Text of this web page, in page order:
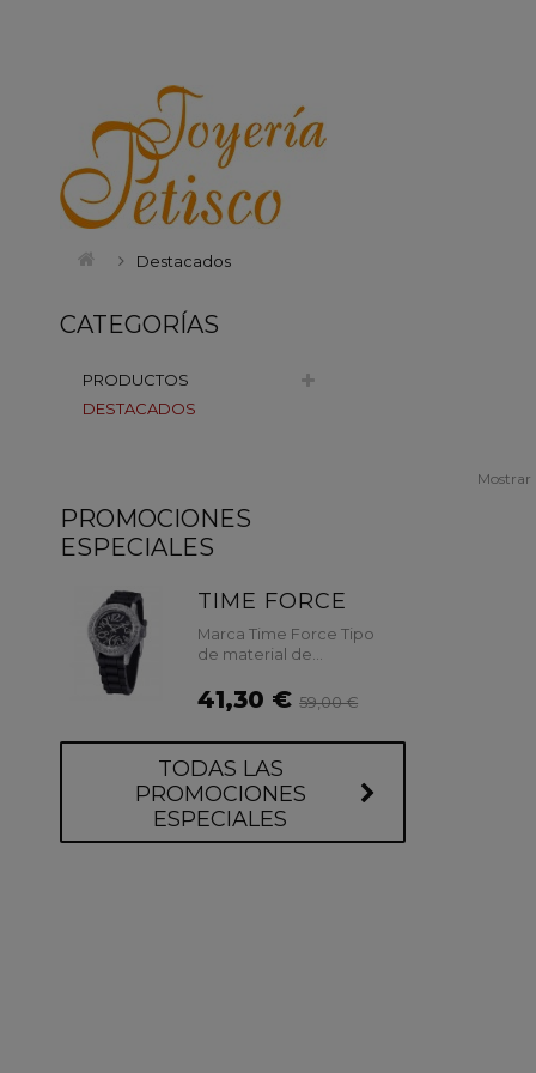
Destacados
Mostrar
CATEGORÍAS
PRODUCTOS
DESTACADOS
PROMOCIONES
ESPECIALES
TIME FORCE
Marca Time Force Tipo
de material de...
41,30 €59,00 €
TODAS LAS
PROMOCIONES
ESPECIALES